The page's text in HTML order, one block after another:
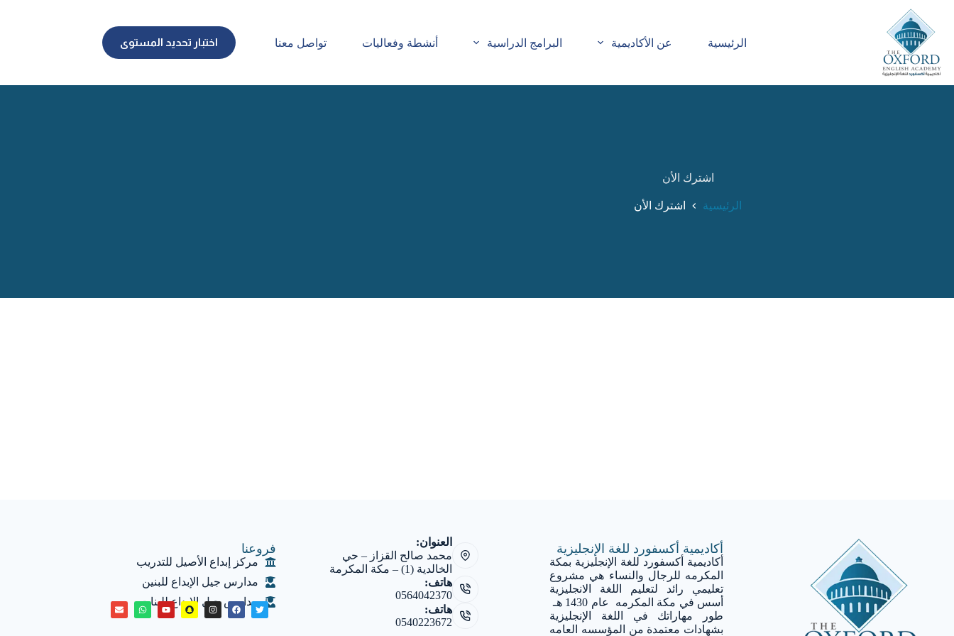
الرئيسية عن الأكاديمية البرامج الدراسية أنشطة وفعاليات تواصل معنا اختبار تحديد المستوى
اشترك الأن
الرئيسية اشترك الأن
أكاديمية أكسفورد للغة الإنجليزية
أكاديمية أكسفورد للغة الإنجليزية بمكة
المكرمه للرجال والنساء هي مشروع
تعليمي رائد لتعليم اللغة الانجليزية
أسس في مكة المكرمه عام 1430 هـ
طور مهاراتك في اللغة الإنجليزية
بشهادات معتمدة من المؤسسه العامه
العنوان:
محمد صالح القزاز – حي
الخالدية (1) – مكة المكرمة
هاتف:
0564042370
هاتف:
0540223672
فروعنا
مركز إبداع الأصيل للتدريب
مدارس جيل الإبداع للبنين
مدارس جيل الإبداع للبنات